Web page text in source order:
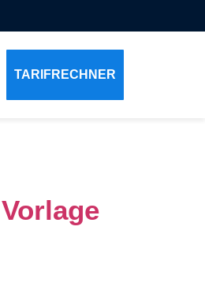
TARIFRECHNER